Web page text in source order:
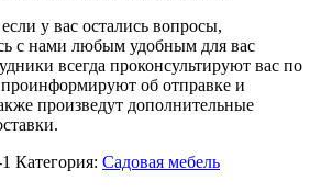
у вас остались вопросы,
с нами любым удобным для вас
всегда проконсультируют вас по
об отправке и
произведут дополнительные
Категория: Садовая мебель